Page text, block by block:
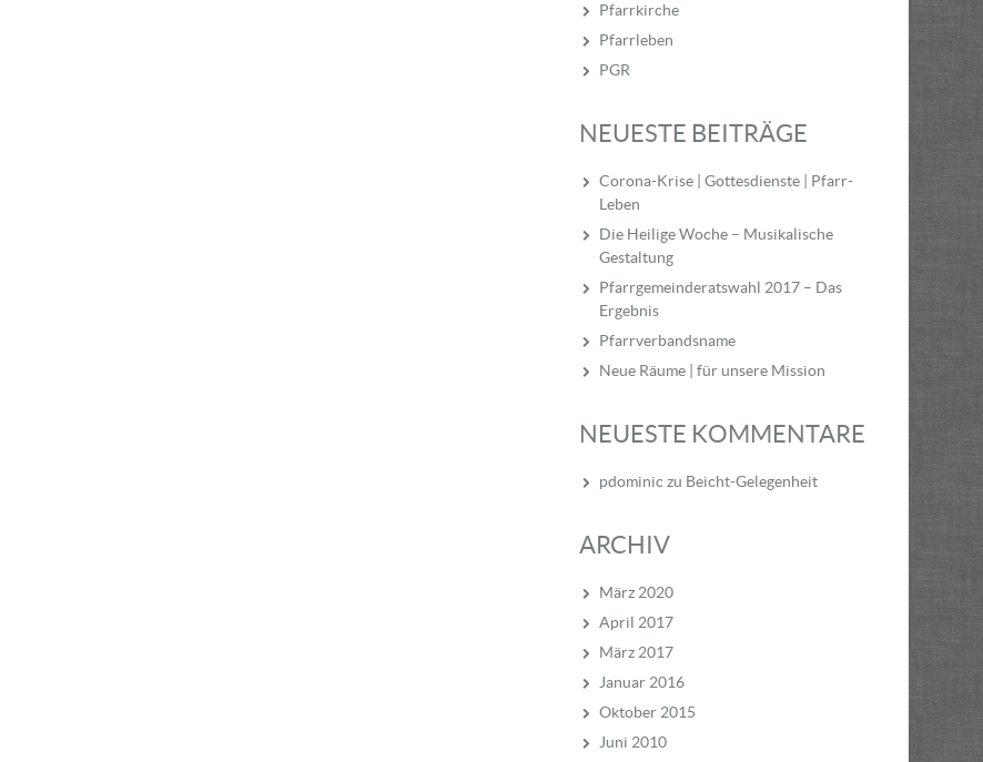
Pfarrkirche
Pfarrleben
PGR
NEUESTE BEITRÄGE
Corona-Krise | Gottesdienste | Pfarr-
Leben
Die Heilige Woche – Musikalische
Gestaltung
Pfarrgemeinderatswahl 2017 – Das
Ergebnis
Pfarrverbandsname
Neue Räume | für unsere Mission
NEUESTE KOMMENTARE
pdominic zu Beicht-Gelegenheit
ARCHIV
März 2020
April 2017
März 2017
Januar 2016
Oktober 2015
Juni 2010